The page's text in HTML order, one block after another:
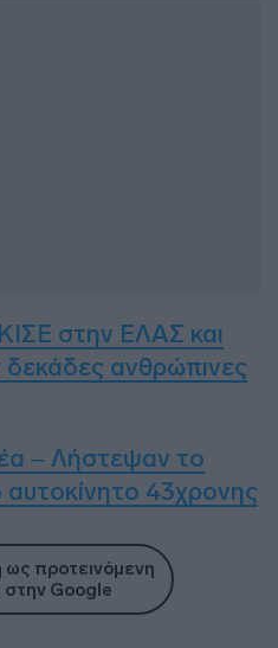
στην ΕΛΑΣ και
ανθρώπινες
– Λήστεψαν το
αυτοκίνητο 43χρονης
προτεινόμενη
στην Google